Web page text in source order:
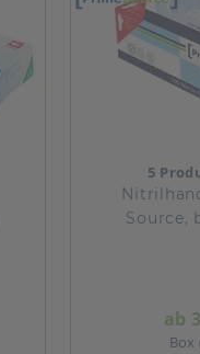
5
Source,
ab
Box